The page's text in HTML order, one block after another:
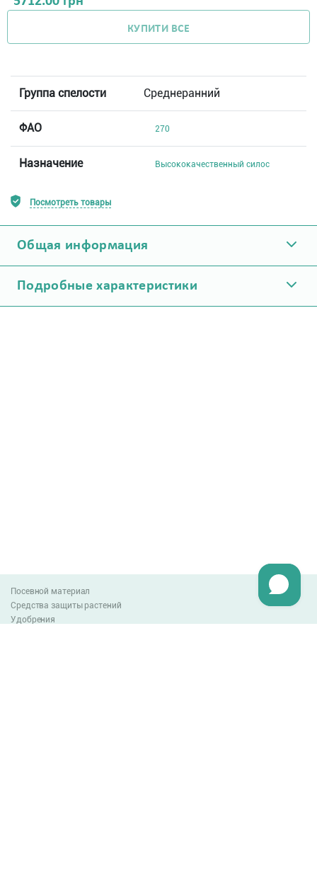
КУПИТИ ВСЕ
Группа спелости Среднеранний
ФАО 270
Назначение Высококачественный силос
Посмотреть товары
Общая информация
Подробные характеристики
Посевной материал
Средства защиты растений
Удобрения